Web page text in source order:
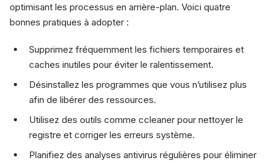
optimisant les processus en arrière-plan. Voici quatre
bonnes pratiques à adopter :
Supprimez fréquemment les fichiers temporaires et
caches inutiles pour éviter le ralentissement.
Désinstallez les programmes que vous n’utilisez plus
afin de libérer des ressources.
Utilisez des outils comme ccleaner pour nettoyer le
registre et corriger les erreurs système.
Planifiez des analyses antivirus régulières pour éliminer